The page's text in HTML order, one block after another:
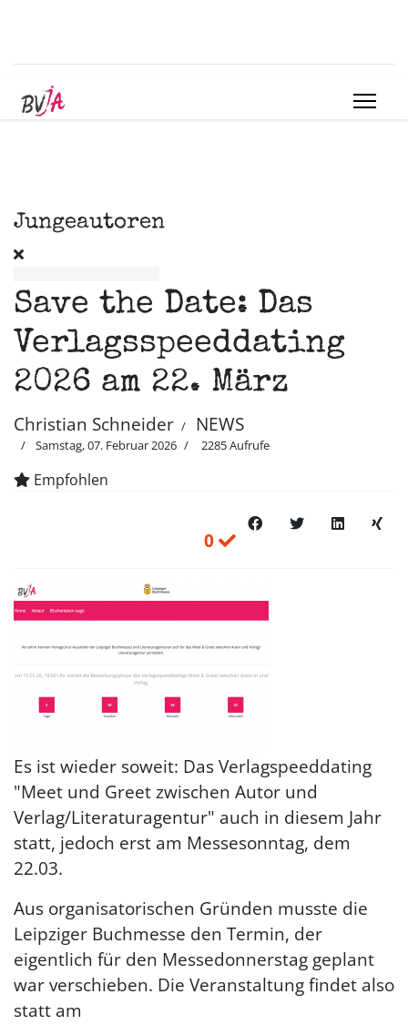
Jungeautoren
Save the Date: Das
Verlagsspeeddating
2026 am 22. März
Christian Schneider NEWS
Samstag, 07. Februar 2026 2285 Aufrufe
Empfohlen
0
Es ist wieder soweit: Das Verlagspeeddating
"Meet und Greet zwischen Autor und
Verlag/Literaturagentur" auch in diesem Jahr
statt, jedoch erst am Messesonntag, dem
22.03.
Aus organisatorischen Gründen musste die
Leipziger Buchmesse den Termin, der
eigentlich für den Messedonnerstag geplant
war verschieben. Die Veranstaltung findet also
statt am